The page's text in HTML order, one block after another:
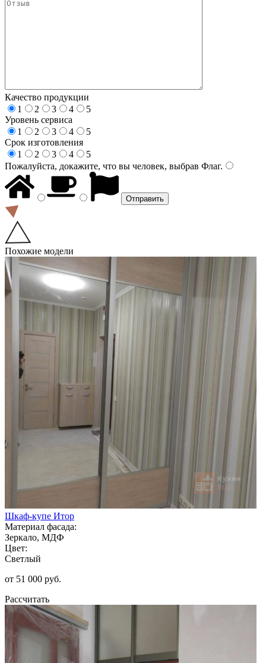
Качество продукции
1
2 3 4
5
Уровень сервиса
1
2 3 4
5
Срок изготовления
1
2 3 4
5
Пожалуйста, докажите, что вы человек, выбрав Флаг.
Похожие модели
Шкаф-купе Итор
Материал фасада:
Зеркало, МДФ
Цвет:
Светлый
от 51 000 руб.
Рассчитать